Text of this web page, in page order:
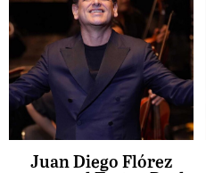
Juan Diego Flórez